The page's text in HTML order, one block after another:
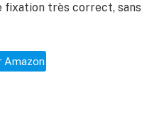
fixation très correct, sans
Amazon